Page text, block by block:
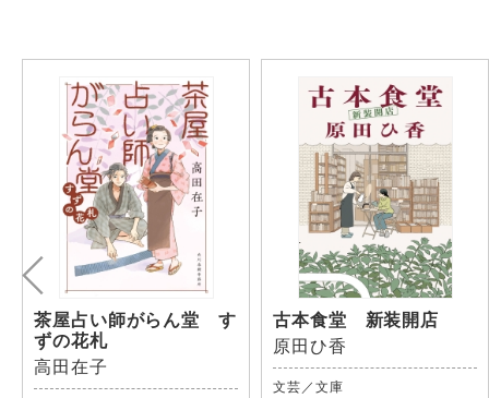
茶屋占い師がらん堂 す
ずの花札
高田在子
古本食堂 新装開店
原田ひ香
文芸／文庫